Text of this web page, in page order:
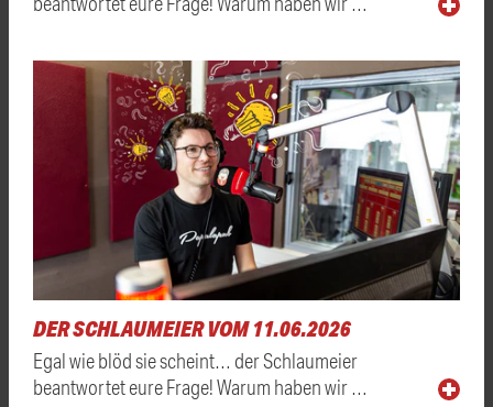
DER SCHLAUMEIER VOM 11.06.2026
Egal wie blöd sie scheint… der Schlaumeier
beantwortet eure Frage! Warum haben wir …